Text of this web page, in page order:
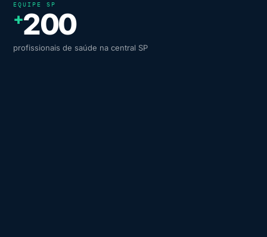
EQUIPE SP
+200
profissionais de saúde na central SP